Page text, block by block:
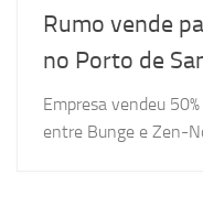
Rumo vende
no Porto de
Empresa vendeu
entre Bunge e Zen-